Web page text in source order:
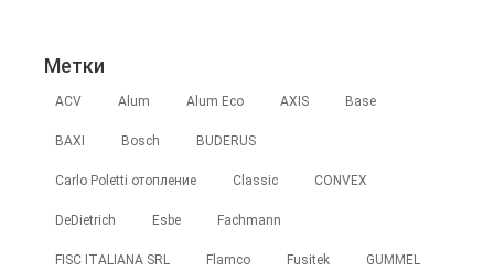
Метки
ACV Alum Alum Eco AXIS Base
BAXI Bosch BUDERUS
Carlo Poletti отопление Classic CONVEX
DeDietrich Esbe Fachmann
FISC ITALIANA SRL Flamco Fusitek GUMMEL